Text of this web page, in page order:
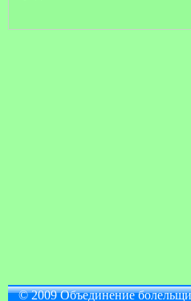
© 2009 Объединение